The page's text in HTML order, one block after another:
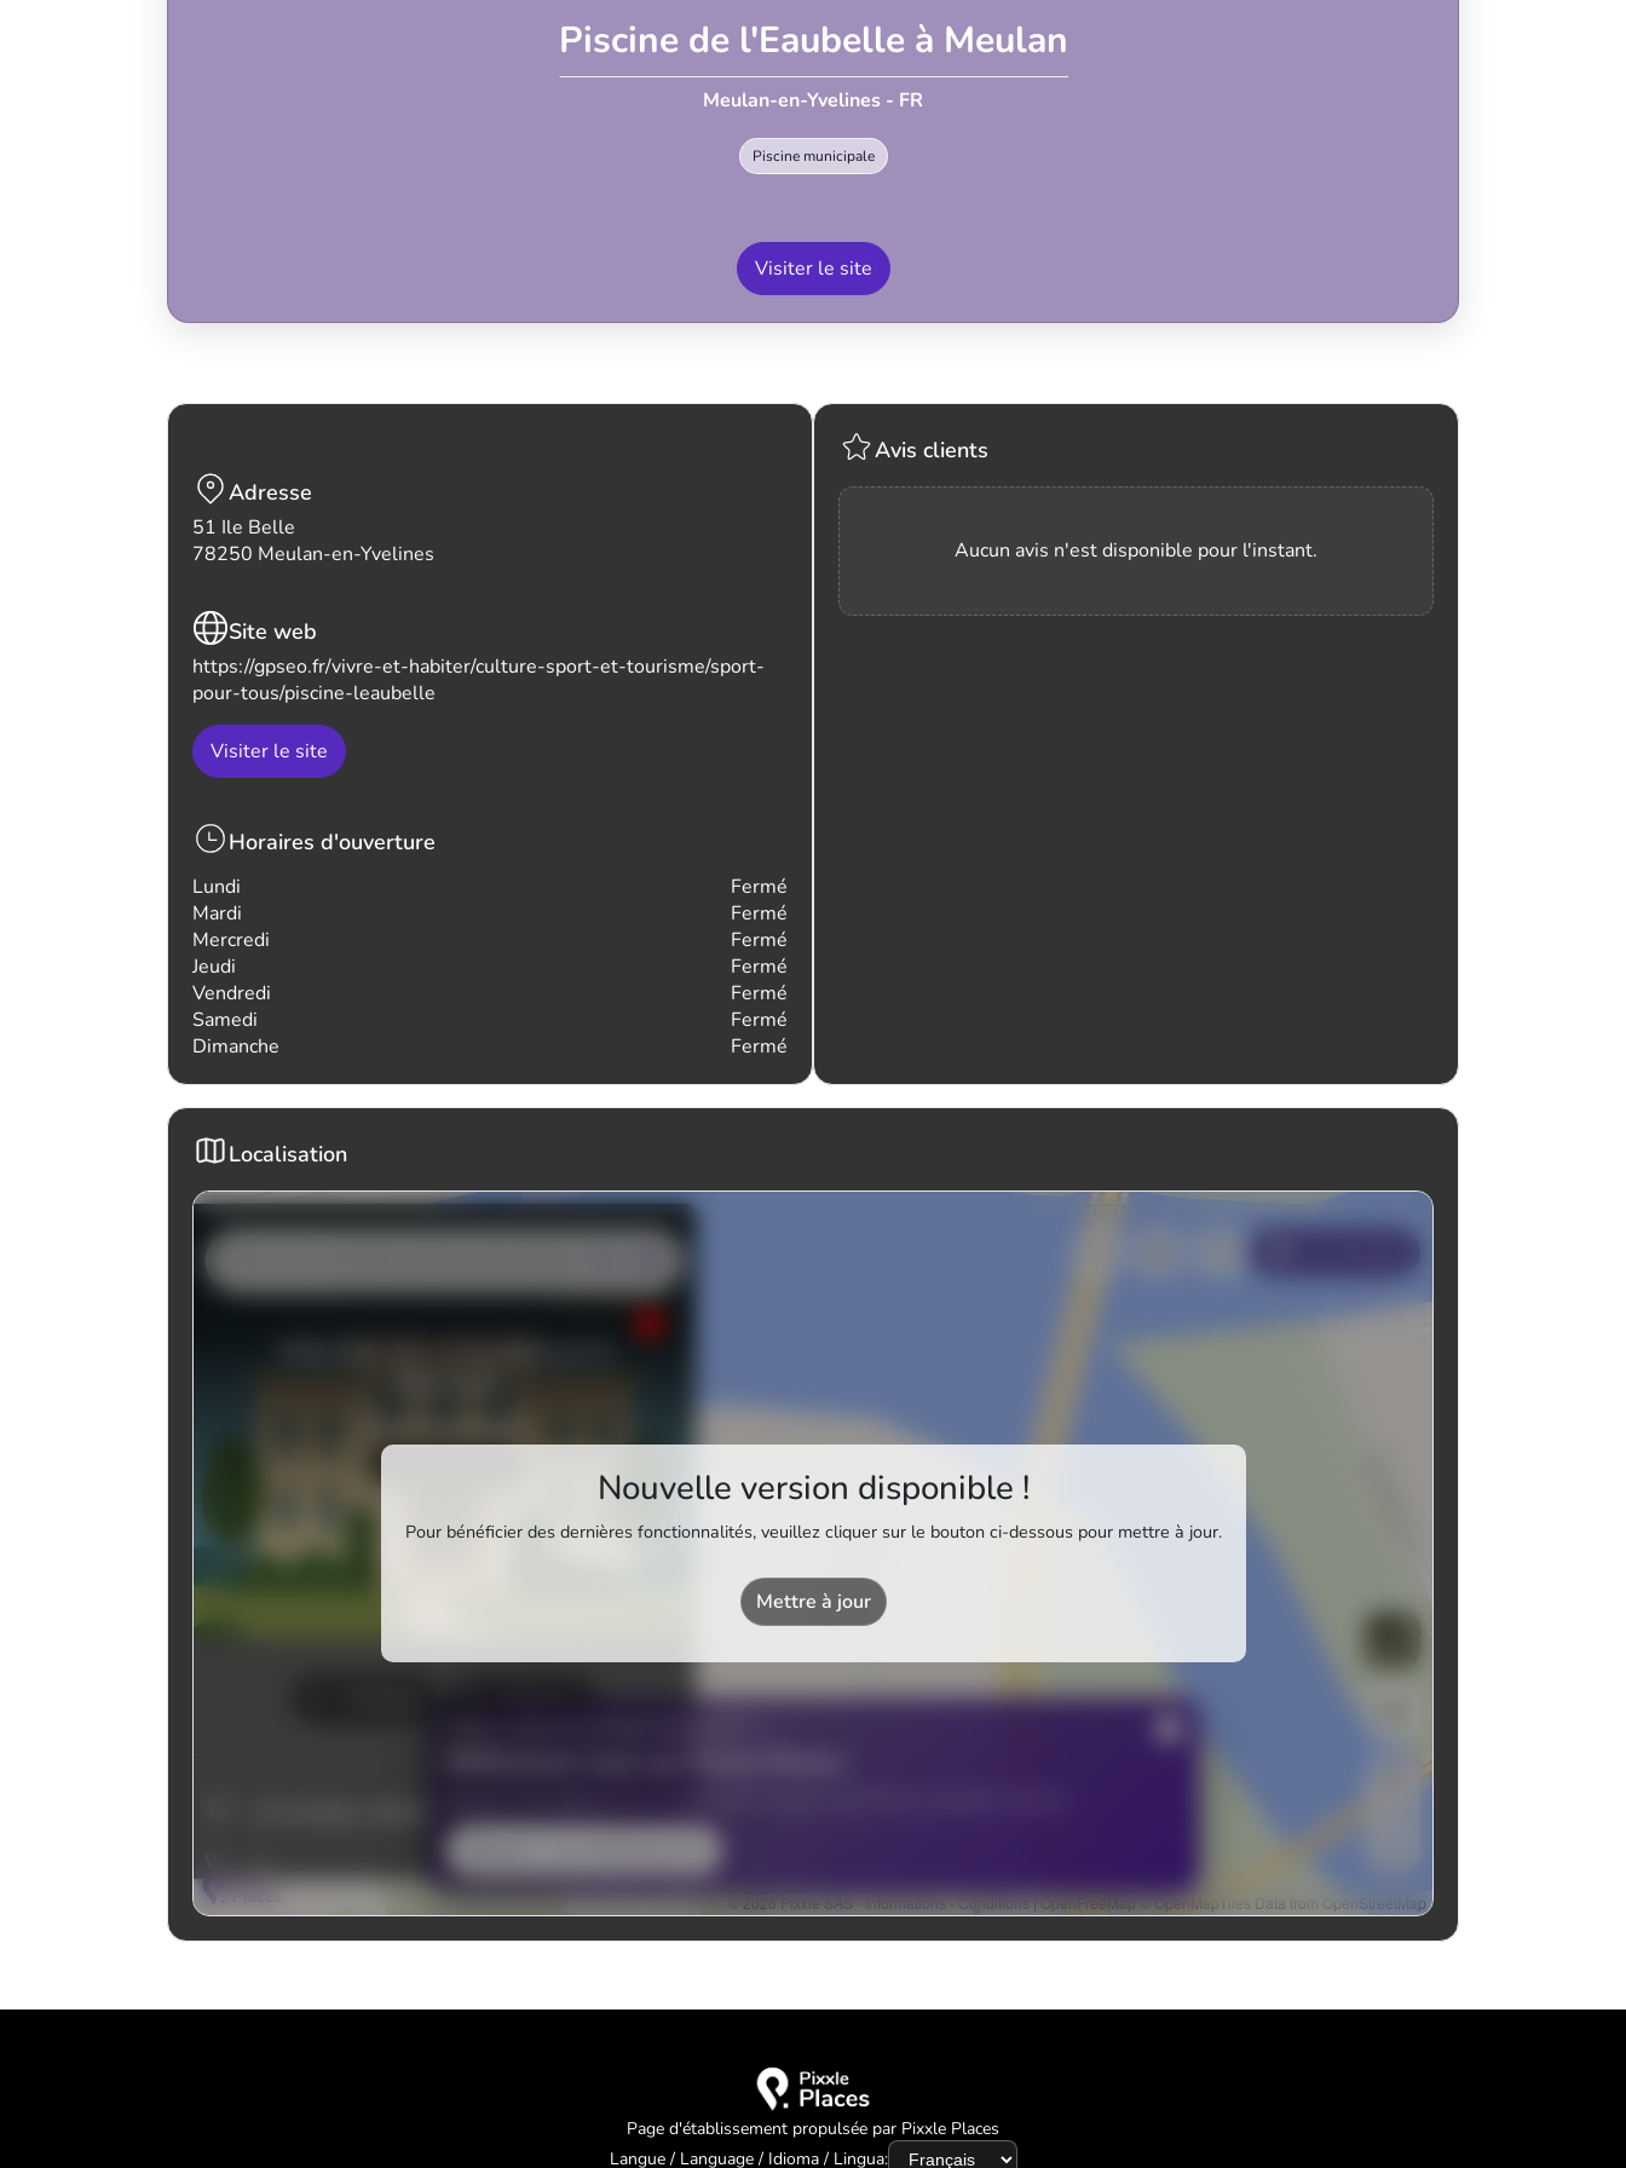
Piscine de l'Eaubelle à Meulan
Meulan-en-Yvelines - FR
Piscine municipale
Visiter le site
Adresse
51 Ile Belle
78250 Meulan-en-Yvelines
Site web
https://gpseo.fr/vivre-et-habiter/culture-sport-et-tourisme/sport-
pour-tous/piscine-leaubelle
Visiter le site
Horaires d'ouverture
Lundi
Fermé
Mardi
Fermé
Mercredi
Fermé
Jeudi
Fermé
Vendredi
Fermé
Samedi
Fermé
Dimanche
Fermé
Avis clients
Aucun avis n'est disponible pour l'instant.
Localisation
Page d'établissement propulsée par Pixxle Places
Langue / Language / Idioma / Lingua: